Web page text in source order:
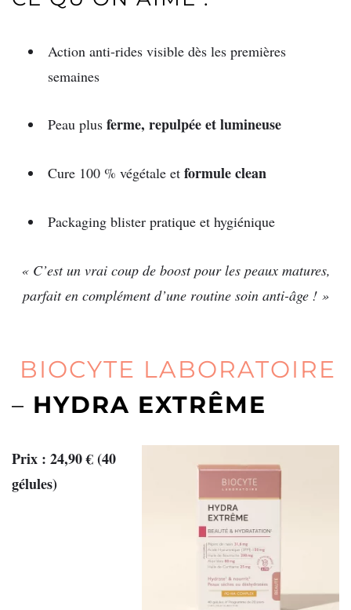
Action anti-rides visible dès les premières
semaines
Peau plus ferme, repulpée et lumineuse
Cure 100 % végétale et formule clean
Packaging blister pratique et hygiénique
« C’est un vrai coup de boost pour les peaux matures,
parfait en complément d’une routine soin anti-âge ! »
BIOCYTE LABORATOIRE
– HYDRA EXTRÊME
Prix : 24,90 € (40
gélules)